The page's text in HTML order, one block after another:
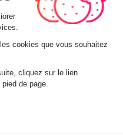
de handicap
accueillis en fauteuil
valeur
Aucune valeur
du
cookies que vous souhaitez
cliquez sur le lien
de page.